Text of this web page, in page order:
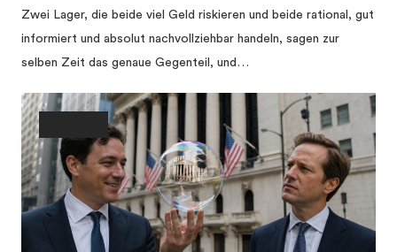
Zwei Lager, die beide viel Geld riskieren und beide rational, gut
informiert und absolut nachvollziehbar handeln, sagen zur
selben Zeit das genaue Gegenteil, und…